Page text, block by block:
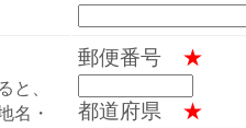
と、
名・
郵便番号 ★
都道府県 ★